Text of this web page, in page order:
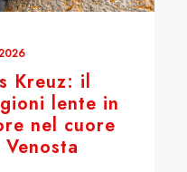
Kreuz: il
lente in
nel cuore